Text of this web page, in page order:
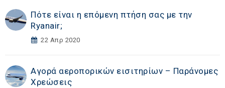
Πότε είναι η επόμενη πτήση σας με την
Ryanair;
22 Απρ 2020
Αγορά αεροπορικών εισιτηρίων – Παράνομες
Χρεώσεις